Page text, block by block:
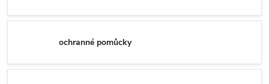
ochranné pomůcky